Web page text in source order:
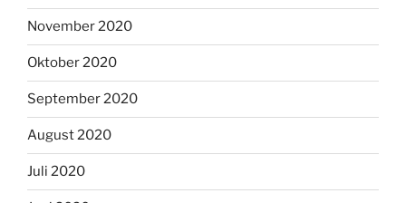
November 2020
Oktober 2020
September 2020
August 2020
Juli 2020